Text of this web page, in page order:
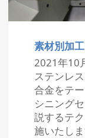
素材別加
2021年10
ステンレ
合金をテ
シニング
説するテ
施いたしま